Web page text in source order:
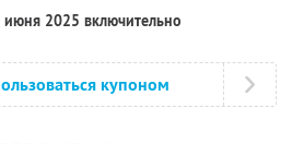
2025 включительно
купоном